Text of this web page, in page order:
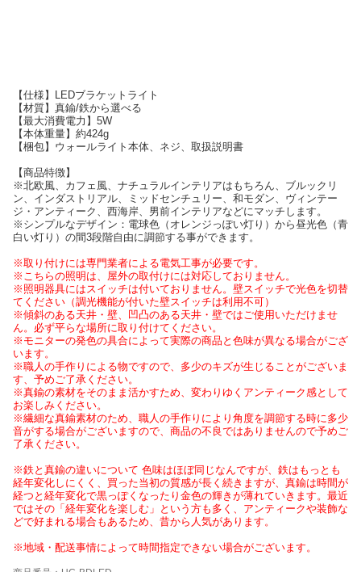
【仕様】LEDブラケットライト
【材質】真鍮/鉄から選べる
【最大消費電力】5W
【本体重量】約424g
【梱包】ウォールライト本体、ネジ、取扱説明書
【商品特徴】
※北欧風、カフェ風、ナチュラルインテリアはもちろん、ブルックリ
ン、インダストリアル、ミッドセンチュリー、和モダン、ヴィンテー
ジ・アンティーク、西海岸、男前インテリアなどにマッチします。
※シンプルなデザイン：電球色（オレンジっぽい灯り）から昼光色（青
白い灯り）の間3段階自由に調節する事ができます。
※取り付けには専門業者による電気工事が必要です。
※こちらの照明は、屋外の取付けには対応しておりません。
※照明器具にはスイッチは付いておりません。壁スイッチで光色を切替
てください（調光機能が付いた壁スイッチは利用不可）
※傾斜のある天井・壁、凹凸のある天井・壁ではご使用いただけませ
ん。必ず平らな場所に取り付けてください。
※モニターの発色の具合によって実際の商品と色味が異なる場合がござ
います。
※職人の手作りによる物ですので、多少のキズが生じることがございま
す、予めご了承ください。
※真鍮の素材をそのまま活かすため、変わりゆくアンティーク感として
お楽しみください。
※繊細な真鍮素材のため、職人の手作りにより角度を調節する時に多少
音がする場合がございますので、商品の不良ではありませんので予めご
了承ください。
※鉄と真鍮の違いについて 色味はほぼ同じなんですが、鉄はもっとも
経年変化しにくく、買った当初の質感が長く続きますが、真鍮は時間が
経つと経年変化で黒っぽくなったり金色の輝きが薄れていきます。最近
ではその「経年変化を楽しむ」という方も多く、アンティークや装飾な
どで好まれる場合もあるため、昔から人気があります。
※地域・配送事情によって時間指定できない場合がございます。